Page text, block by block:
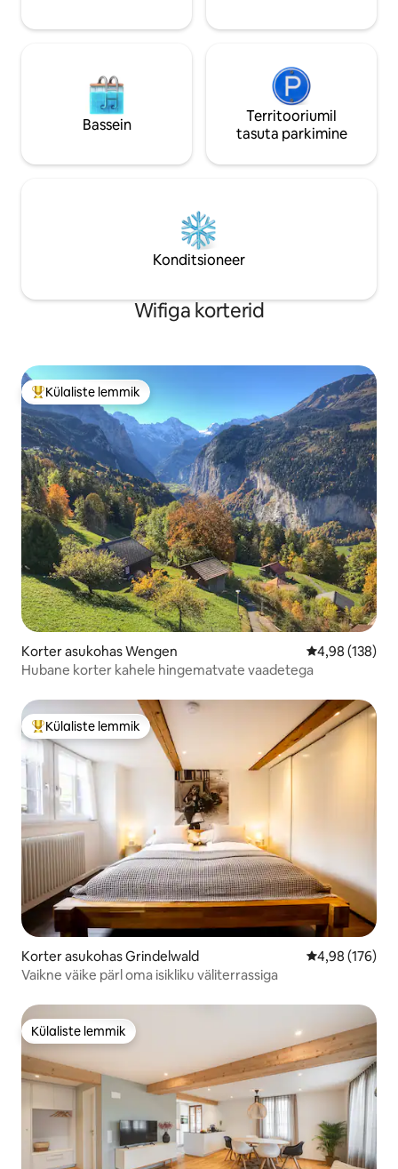
Bassein
Territooriumil
tasuta parkimine
Konditsioneer
Wifiga korterid
Külaliste suur lemmik
Külaliste lemmik
Korter asukohas Wengen Keskmine
4,98 (138)
Hubane korter kahele hingematvate vaadetega
Külaliste suur lemmik
Külaliste lemmik
Korter asukohas Grindelwald Keskmine
4,98 (176)
Vaikne väike pärl oma isikliku väliterrassiga
Külaliste lemmik
Külaliste lemmik